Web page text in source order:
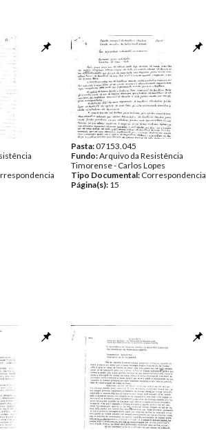
Pasta:07153.045
Fundo:Arquivo da Resistência
Timorense - Carlos Lopes
Tipo Documental: Correspondencia
Página(s): 15